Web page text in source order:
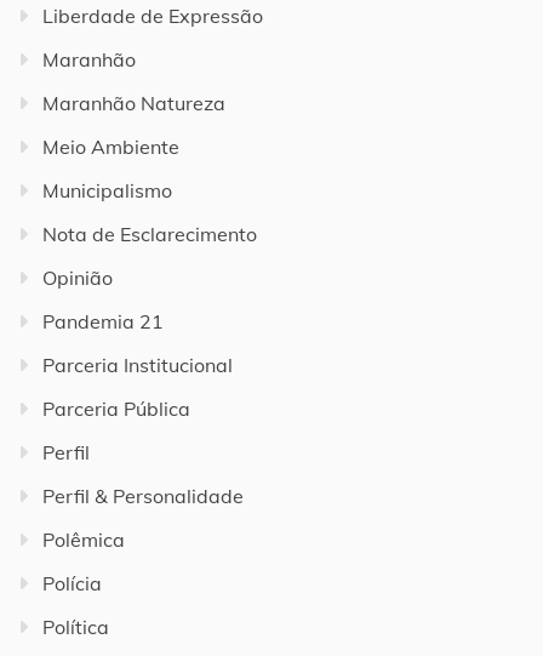
Liberdade de Expressão
Maranhão
Maranhão Natureza
Meio Ambiente
Municipalismo
Nota de Esclarecimento
Opinião
Pandemia 21
Parceria Institucional
Parceria Pública
Perfil
Perfil & Personalidade
Polêmica
Polícia
Política